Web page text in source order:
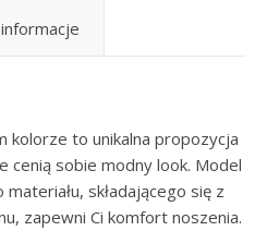
kolorze to unikalna propozycja
cenią sobie modny look. Model
składającego się z
zapewni Ci komfort noszenia.